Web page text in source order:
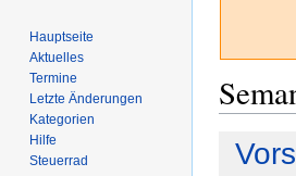
Zur
Navigation
Zur
Suche
Hauptseite
Aktuelles
Termine
Letzte Änderungen
Kategorien
Hilfe
Steuerrad